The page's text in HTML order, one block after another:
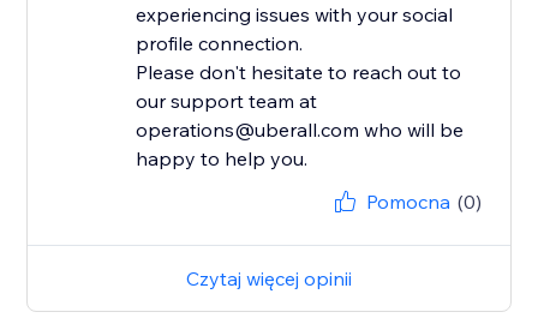
experiencing issues with your social
profile connection.
Please don't hesitate to reach out to
our support team at
operations@uberall.com who will be
happy to help you.
Pomocna (0)
Czytaj więcej opinii